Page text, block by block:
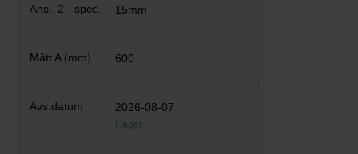
15mm
600
2026-08-07
I lager